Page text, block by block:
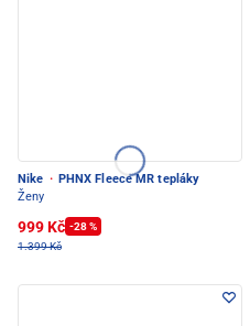
Nike · PHNX Fleece MR tepláky
Ženy
999 Kč -28 %
1.399 Kč